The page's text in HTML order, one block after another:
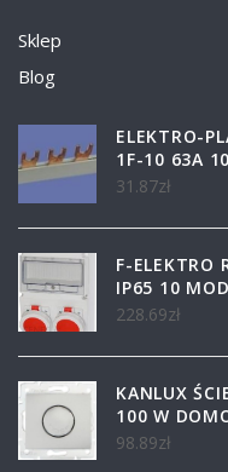
Sklep
Blog
ELEKTRO-
1F-10 63A
31.87zł
F-ELEKTRO
IP65 10
228.69zł
KANLUX
100 W
98.89zł